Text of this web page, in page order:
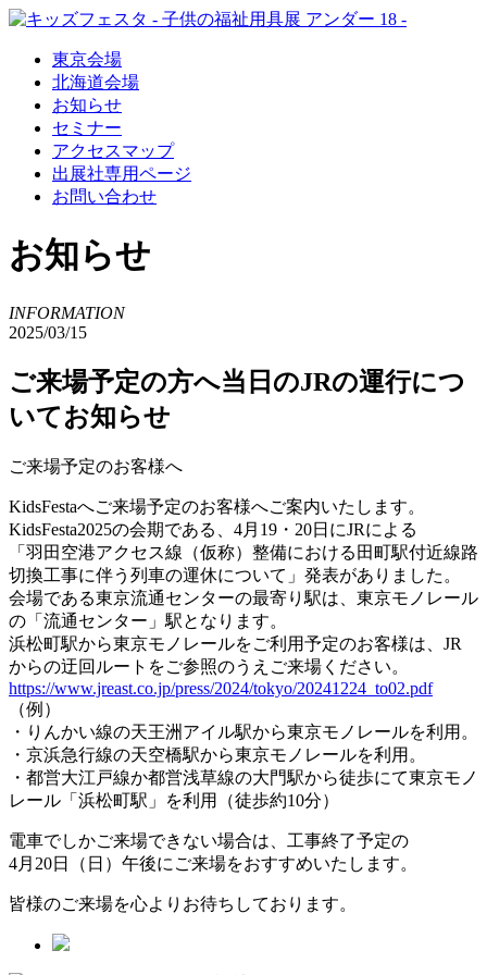
東京会場
北海道会場
お知らせ
セミナー
アクセスマップ
出展社専用ページ
お問い合わせ
お知らせ
INFORMATION
2025/03/15
ご来場予定の方へ当日のJRの運行につ
いてお知らせ
ご来場予定のお客様へ
KidsFestaへご来場予定のお客様へご案内いたします。
KidsFesta2025の会期である、4月19・20日にJRによる
「羽田空港アクセス線（仮称）整備における田町駅付近線路
切換工事に伴う列車の運休について」発表がありました。
会場である東京流通センターの最寄り駅は、東京モノレール
の「流通センター」駅となります。
浜松町駅から東京モノレールをご利用予定のお客様は、JR
からの迂回ルートをご参照のうえご来場ください。
https://www.jreast.co.jp/press/2024/tokyo/20241224_to02.pdf
（例）
・りんかい線の天王洲アイル駅から東京モノレールを利用。
・京浜急行線の天空橋駅から東京モノレールを利用。
・都営大江戸線か都営浅草線の大門駅から徒歩にて東京モノ
レール「浜松町駅」を利用（徒歩約10分）
電車でしかご来場できない場合は、工事終了予定の
4月20日（日）午後にご来場をおすすめいたします。
皆様のご来場を心よりお待ちしております。